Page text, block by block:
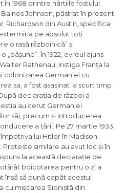
în 1968 printre hãrtiile fostului
Johnson, pãstrat în prezent
Richardson din Austin, specifica
pe absolut toți
o rasã rãzboinicã” și
„ pãșune”. În 1922, evreul ajuns
Rathenau, instiga Franța la
colonizarea Germaniei cu
sa, a fost asasinat la scurt timp
declarația de rãzboi a
au cerut Germaniei
sãi, precum și introducerea
a țãrii. Pe 27 martie 1933,
lui Hitler în Madison
similare au avut loc și în
la aceastã declarație de
boicotarea pentru o zi a
însã sã punã capãt acestui
mișcarea Sionistã din